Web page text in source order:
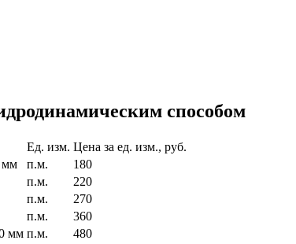
способом
Ед. изм. Цена за ед. изм., руб.
мм
п.м.
180
п.м.
220
п.м.
270
п.м.
360
мм п.м. 480